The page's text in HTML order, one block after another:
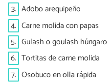
3. Adobo arequipeño
4. Carne molida con papas
5. Gulash o goulash húngaro
6. Tortitas de carne molida
7. Osobuco en olla rápida